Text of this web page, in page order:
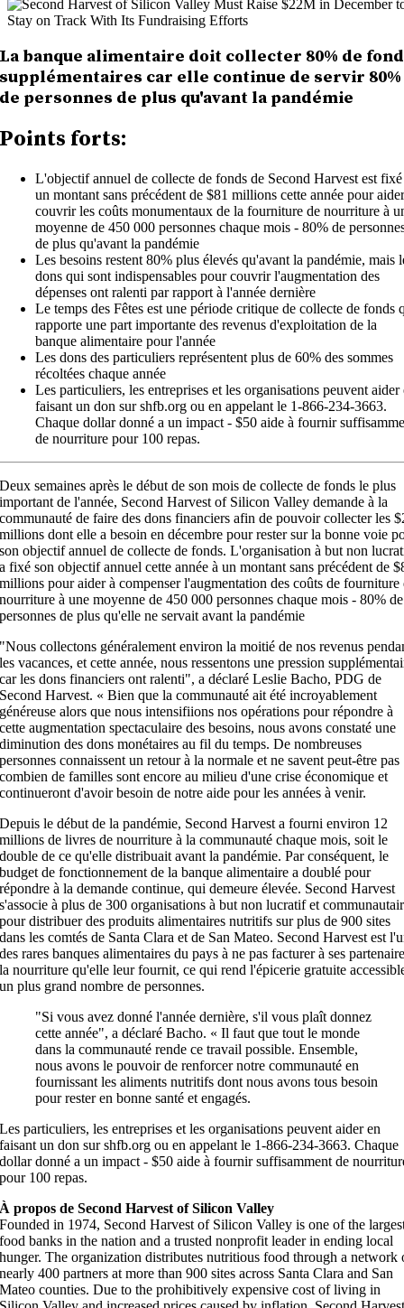
La banque alimentaire doit collecter 80% de
supplémentaires car elle continue de servir 80%
de personnes de plus qu'avant la pandémie
Points forts:
L'objectif annuel de collecte de fonds de Second Harvest est fixé
un montant sans précédent de $81 millions cette année pour
couvrir les coûts monumentaux de la fourniture de nourriture à
moyenne de 450 000 personnes chaque mois - 80% de
de plus qu'avant la pandémie
Les besoins restent 80% plus élevés qu'avant la pandémie, mais
dons qui sont indispensables pour couvrir l'augmentation des
dépenses ont ralenti par rapport à l'année dernière
Le temps des Fêtes est une période critique de collecte de fonds
rapporte une part importante des revenus d'exploitation de la
banque alimentaire pour l'année
Les dons des particuliers représentent plus de 60% des sommes
récoltées chaque année
Les particuliers, les entreprises et les organisations peuvent aider
faisant un don sur shfb.org ou en appelant le 1-866-234-3663.
Chaque dollar donné a un impact - $50 aide à fournir
de nourriture pour 100 repas.
Deux semaines après le début de son mois de collecte de fonds le plus
important de l'année, Second Harvest of Silicon Valley demande à la
communauté de faire des dons financiers afin de pouvoir collecter les
millions dont elle a besoin en décembre pour rester sur la bonne voie
son objectif annuel de collecte de fonds. L'organisation à but non
a fixé son objectif annuel cette année à un montant sans précédent de
millions pour aider à compenser l'augmentation des coûts de fourniture
nourriture à une moyenne de 450 000 personnes chaque mois - 80% de
personnes de plus qu'elle ne servait avant la pandémie
"Nous collectons généralement environ la moitié de nos revenus
les vacances, et cette année, nous ressentons une pression
car les dons financiers ont ralenti", a déclaré Leslie Bacho, PDG de
Second Harvest. « Bien que la communauté ait été incroyablement
généreuse alors que nous intensifiions nos opérations pour répondre à
cette augmentation spectaculaire des besoins, nous avons constaté une
diminution des dons monétaires au fil du temps. De nombreuses
personnes connaissent un retour à la normale et ne savent peut-être pas
combien de familles sont encore au milieu d'une crise économique et
continueront d'avoir besoin de notre aide pour les années à venir.
Depuis le début de la pandémie, Second Harvest a fourni environ 12
millions de livres de nourriture à la communauté chaque mois, soit le
double de ce qu'elle distribuait avant la pandémie. Par conséquent, le
budget de fonctionnement de la banque alimentaire a doublé pour
répondre à la demande continue, qui demeure élevée. Second Harvest
s'associe à plus de 300 organisations à but non lucratif et
pour distribuer des produits alimentaires nutritifs sur plus de 900 sites
dans les comtés de Santa Clara et de San Mateo. Second Harvest est
des rares banques alimentaires du pays à ne pas facturer à ses
la nourriture qu'elle leur fournit, ce qui rend l'épicerie gratuite
un plus grand nombre de personnes.
"Si vous avez donné l'année dernière, s'il vous plaît donnez
cette année", a déclaré Bacho. « Il faut que tout le monde
dans la communauté rende ce travail possible. Ensemble,
nous avons le pouvoir de renforcer notre communauté en
fournissant les aliments nutritifs dont nous avons tous besoin
pour rester en bonne santé et engagés.
Les particuliers, les entreprises et les organisations peuvent aider en
faisant un don sur shfb.org ou en appelant le 1-866-234-3663. Chaque
dollar donné a un impact - $50 aide à fournir suffisamment de
pour 100 repas.
À propos de Second Harvest of Silicon Valley
Founded in 1974, Second Harvest of Silicon Valley is one of the
food banks in the nation and a trusted nonprofit leader in ending local
hunger. The organization distributes nutritious food through a network
nearly 400 partners at more than 900 sites across Santa Clara and San
Mateo counties. Due to the prohibitively expensive cost of living in